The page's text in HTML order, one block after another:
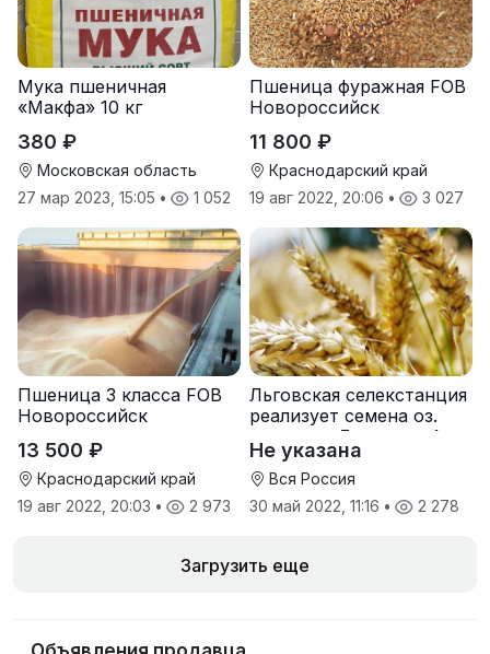
Мука пшеничная
«Макфа» 10 кг
380 ₽
Московская область
27 мар 2023, 15:05 • 1 052
Пшеница фуражная FOB
Новороссийск
11 800 ₽
Краснодарский край
19 авг 2022, 20:06 • 3 027
Пшеница 3 класса FOB
Новороссийск
13 500 ₽
Краснодарский край
19 авг 2022, 20:03 • 2 973
Льговская селекстанция
реализует семена оз.
пшеницы Льговская4 и
Льговская8
Не указана
Вся Россия
30 май 2022, 11:16 • 2 278
Загрузить еще